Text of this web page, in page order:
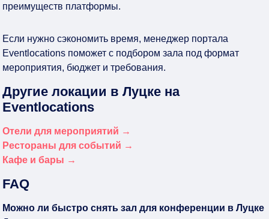
преимуществ платформы.
Если нужно сэкономить время, менеджер портала
Eventlocations поможет с подбором зала под формат
мероприятия, бюджет и требования.
Другие локации в Луцке на
Eventlocations
Отели для мероприятий →
Рестораны для событий →
Кафе и бары →
FAQ
Можно ли быстро снять зал для конференции в Луцке